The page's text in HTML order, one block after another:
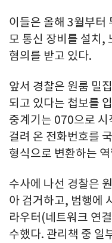
이들은 올해 3월부터
모 통신 장비를 설치,
혐의를 받고 있다.
앞서 경찰은 원룸 밀
되고 있다는 첩보를
중계기는 070으로 시
걸려 온 전화번호를
형식으로 변환하는
수사에 나선 경찰은
아 검거하고, 범행에
라우터(네트워크 연
수했다. 관리책 중 일